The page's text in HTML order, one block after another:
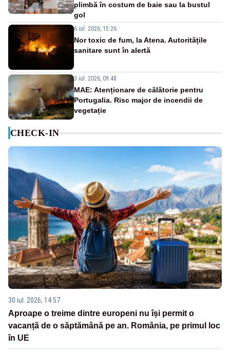
plimbă în costum de baie sau la bustul
gol
6 iul. 2026, 15:26
Nor toxic de fum, la Atena. Autoritățile
sanitare sunt în alertă
3 iul. 2026, 09:48
MAE: Atenționare de călătorie pentru
Portugalia. Risc major de incendii de
vegetație
CHECK-IN
30 iul. 2026, 14:57
Aproape o treime dintre europeni nu își permit o
vacanță de o săptămână pe an. România, pe primul loc
în UE